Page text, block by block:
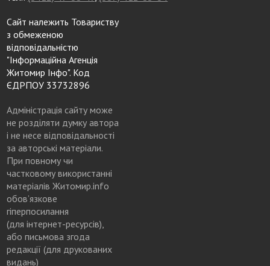
Сайт належить Товариству
з обмеженою
відповідальністю
"Інформаційна Агенція
Житомир Інфо". Код
ЄДРПОУ 33732896
Адміністрація сайту може
не розділяти думку автора
і не несе відповідальності
за авторські матеріали.
При повному чи
частковому використанні
матеріалів Житомир.info
обов’язкове
гіперпосилання
(для інтернет-ресурсів),
або письмова згода
редакції (для друкованих
видань)